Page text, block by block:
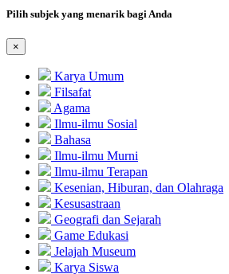
Pilih subjek yang menarik bagi Anda
×
Karya Umum
Filsafat
Agama
Ilmu-ilmu Sosial
Bahasa
Ilmu-ilmu Murni
Ilmu-ilmu Terapan
Kesenian, Hiburan, dan Olahraga
Kesusastraan
Geografi dan Sejarah
Game Edukasi
Jelajah Museum
Karya Siswa